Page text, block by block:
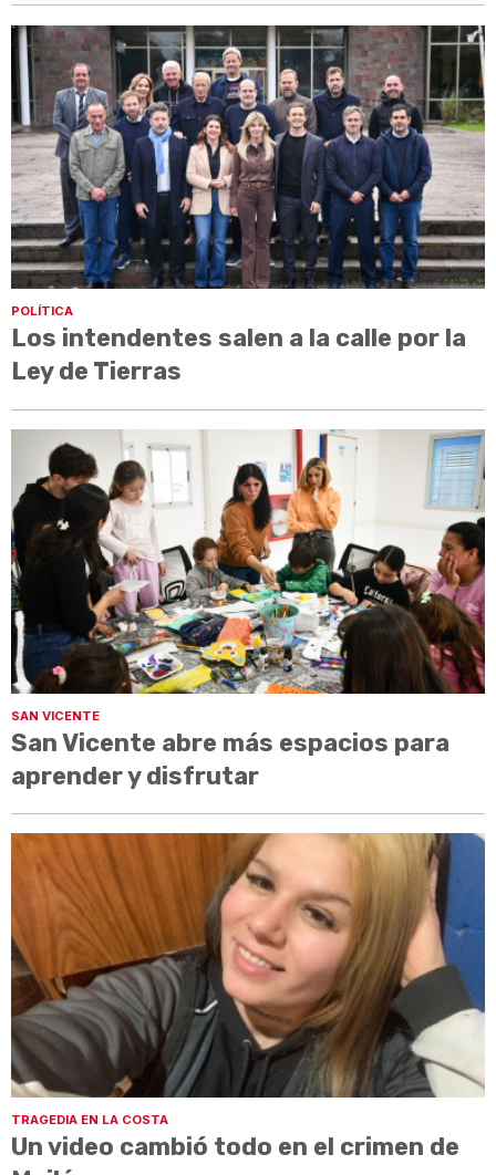
POLÍTICA
Los intendentes salen a la calle por la
Ley de Tierras
SAN VICENTE
San Vicente abre más espacios para
aprender y disfrutar
TRAGEDIA EN LA COSTA
Un video cambió todo en el crimen de